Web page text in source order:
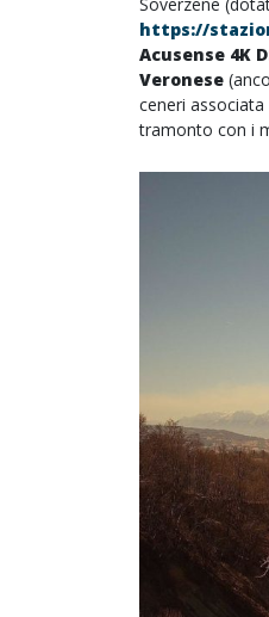
Soverzene
https://
Acusense 4K
Veronese
ceneri associata
tramonto con i